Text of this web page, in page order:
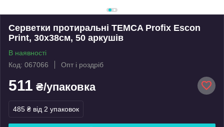
Серветки протиральні TEMCA Profix Escon
Print, 30х38см, 50 аркушів
В наявності
Код: 067066
Опт і роздріб
511 ₴/упаковка
485 ₴ від 2 упаковок